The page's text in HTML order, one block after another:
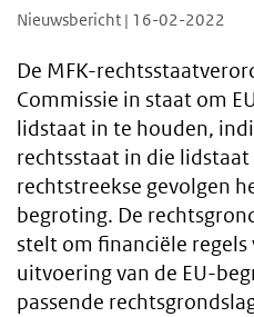
Nieuwsbericht | 16-02-2022
De MFK-
Commissie in staat om
lidstaat in te houden,
rechtsstaat in die
rechtstreekse gevolgen
begroting. De
stelt om financiële
uitvoering van de EU-
passende